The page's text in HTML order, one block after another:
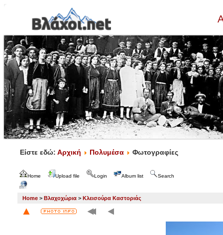
Είστε εδώ: Αρχική Πολυμέσα Φωτογραφίες
Home Upload file Login Album list Search
Home > Βλαχοχώρια > Κλεισούρα Καστοριάς